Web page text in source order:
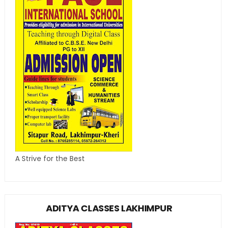
A Strive for the Best
ADITYA CLASSES LAKHIMPUR